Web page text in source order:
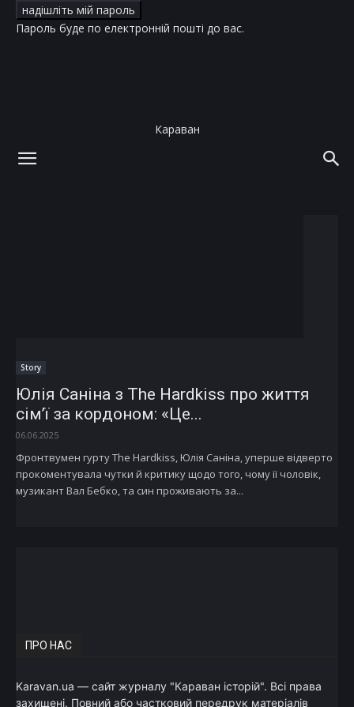
Пароль буде по електронній пошті до вас.
Караван
Story
Юлія Саніна з The Hardkiss про життя
сім’ї за кордоном: «Це...
06.06.2025
Фронтвумен гурту The Hardkiss, Юлія Саніна, уперше відверто
прокоментувала чутки й критику щодо того, чому її чоловік,
музикант Вал Бебко, та син проживають за...
ПРО НАС
Karavan.ua — сайт журналу "Караван історій". Всі права
захищені. Повний або частковий передрук матеріалів